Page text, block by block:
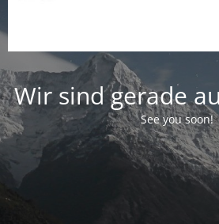
Wir sind gerade
See you soon!